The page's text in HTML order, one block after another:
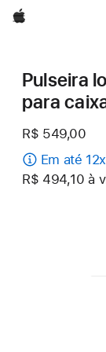
Apple
Pulseira
para
R$ 549,00
Em até
R$ 494,10 à